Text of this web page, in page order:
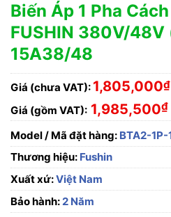
Biến Áp 1 Pha
FUSHIN 380V/48V
15A38/48
Giá (chưa VAT): 1,805,000₫
Giá (gồm VAT): 1,985,500₫
Model / Mã đặt hàng: BTA2-
Thương hiệu: Fushin
Xuất xứ:Việt Nam
Bảo hành:2 Năm